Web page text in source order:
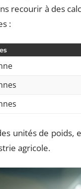
recourir à des
:
unités de poids,
agricole.